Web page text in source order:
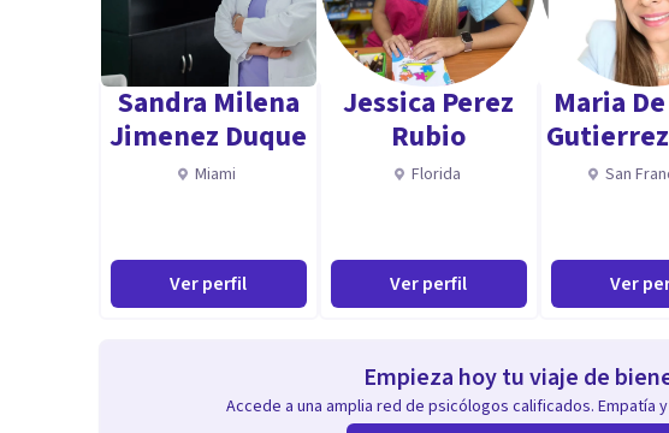
Sandra Milena
Jimenez Duque
Miami
Ver perfil
Jessica Perez
Rubio
Florida
Ver perfil
Maria
San
Ver
Empieza hoy tu viaje de
Accede a una amplia red de psicólogos calificados. Empatía